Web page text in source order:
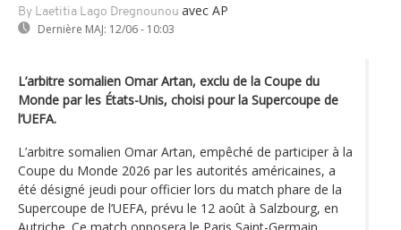
By Laetitia Lago Dregnounou avec AP
Dernière MAJ: 12/06 - 10:03
L’arbitre somalien Omar Artan, exclu de la Coupe du
Monde par les États-Unis, choisi pour la Supercoupe de
l’UEFA.
L’arbitre somalien Omar Artan, empêché de participer à la
Coupe du Monde 2026 par les autorités américaines, a
été désigné jeudi pour officier lors du match phare de la
Supercoupe de l’UEFA, prévu le 12 août à Salzbourg, en